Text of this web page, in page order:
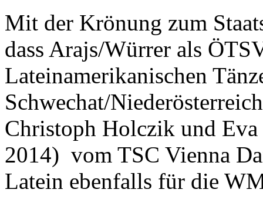
Mit der Krönung zum
dass Arajs/Würrer als
Lateinamerikanischen
Schwechat/
Christoph Holczik und
2014) vom TSC Vienna
Latein ebenfalls für die